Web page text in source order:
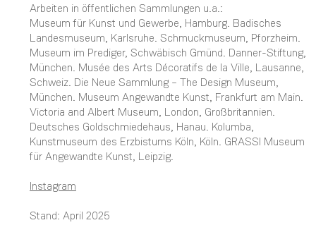
Arbeiten in öffentlichen Sammlungen u.a.:
Museum für Kunst und Gewerbe, Hamburg. Badisches
Landesmuseum, Karlsruhe. Schmuckmuseum, Pforzheim.
Museum im Prediger, Schwäbisch Gmünd. Danner-Stiftung,
München. Musée des Arts Décoratifs de la Ville, Lausanne,
Schweiz. Die Neue Sammlung – The Design Museum,
München. Museum Angewandte Kunst, Frankfurt am Main.
Victoria and Albert Museum, London, Großbritannien.
Deutsches Goldschmiedehaus, Hanau. Kolumba,
Kunstmuseum des Erzbistums Köln, Köln. GRASSI Museum
für Angewandte Kunst, Leipzig.
Instagram
Stand: April 2025